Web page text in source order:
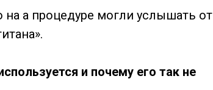
на а процедуре могли услышать от
и почему его так не